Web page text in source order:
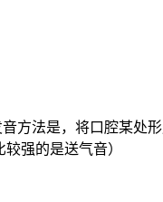
音方法是，将口腔某处
强的是送气音）